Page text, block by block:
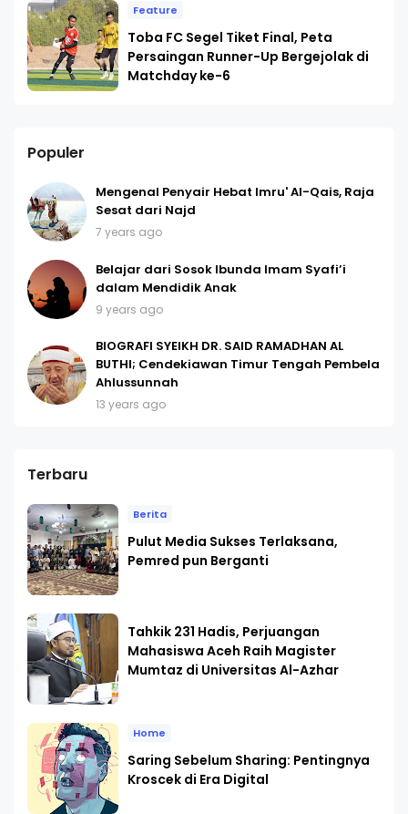
Feature
Toba FC Segel Tiket Final, Peta
Persaingan Runner-Up Bergejolak di
Matchday ke-6
Populer
Mengenal Penyair Hebat Imru' Al-Qais, Raja
Sesat dari Najd
7 years ago
Belajar dari Sosok Ibunda Imam Syafi’i
dalam Mendidik Anak
9 years ago
BIOGRAFI SYEIKH DR. SAID RAMADHAN AL
BUTHI; Cendekiawan Timur Tengah Pembela
Ahlussunnah
13 years ago
Terbaru
Berita
Pulut Media Sukses Terlaksana,
Pemred pun Berganti
Tahkik 231 Hadis, Perjuangan
Mahasiswa Aceh Raih Magister
Mumtaz di Universitas Al-Azhar
Home
Saring Sebelum Sharing: Pentingnya
Kroscek di Era Digital